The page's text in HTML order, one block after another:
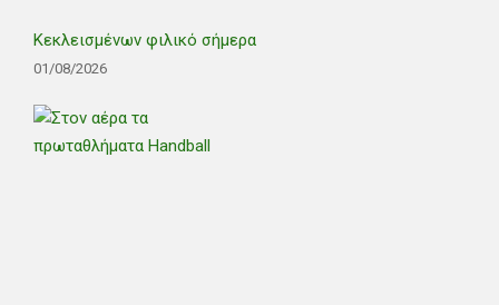
Κεκλεισμένων φιλικό σήμερα
01/08/2026